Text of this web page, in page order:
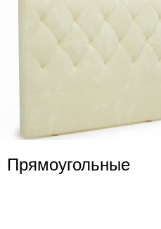
Прямоугольные